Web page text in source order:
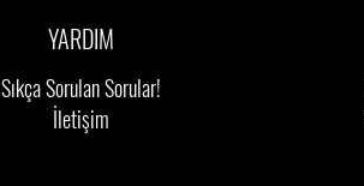
YARDIM
Sıkça Sorulan Sorular!
İletişim